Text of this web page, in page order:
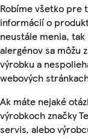
Robíme všetko pre
informácií o
neustále menia, tak
alergénov sa môžu
výrobku a
webových
Ak máte nejaké
výrobkoch značky
servis, alebo